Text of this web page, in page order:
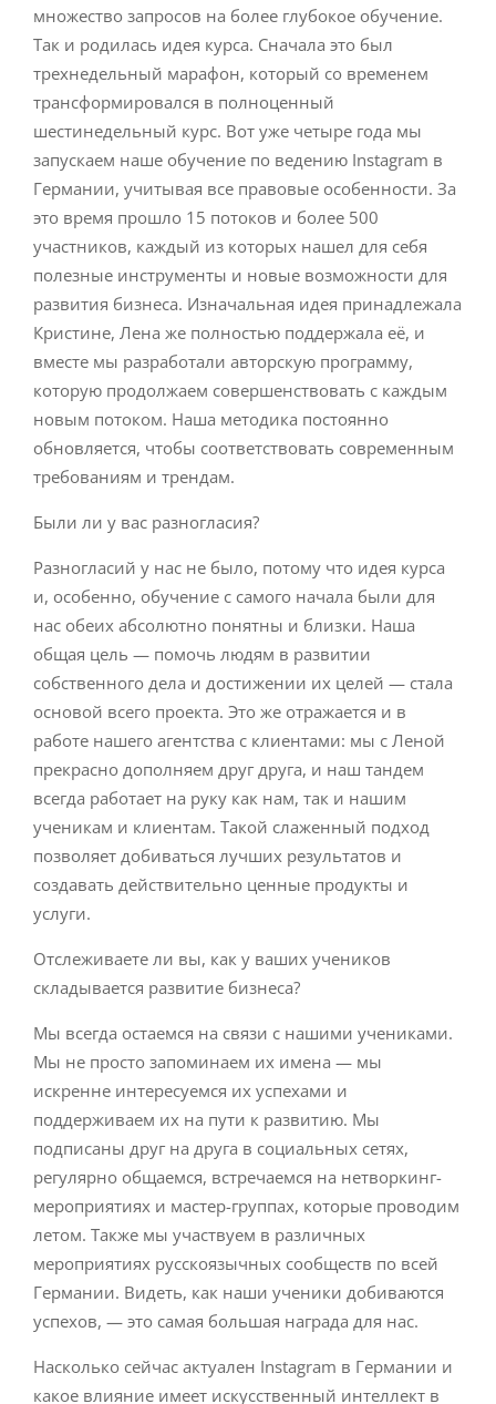
множество запросов на более глубокое обучение.
Так и родилась идея курса. Сначала это был
трехнедельный марафон, который со временем
трансформировался в полноценный
шестинедельный курс. Вот уже четыре года мы
запускаем наше обучение по ведению Instagram в
Германии, учитывая все правовые особенности. За
это время прошло 15 потоков и более 500
участников, каждый из которых нашел для себя
полезные инструменты и новые возможности для
развития бизнеса. Изначальная идея принадлежала
Кристине, Лена же полностью поддержала её, и
вместе мы разработали авторскую программу,
которую продолжаем совершенствовать с каждым
новым потоком. Наша методика постоянно
обновляется, чтобы соответствовать современным
требованиям и трендам.
Были ли у вас разногласия?
Разногласий у нас не было, потому что идея курса
и, особенно, обучение с самого начала были для
нас обеих абсолютно понятны и близки. Наша
общая цель — помочь людям в развитии
собственного дела и достижении их целей — стала
основой всего проекта. Это же отражается и в
работе нашего агентства с клиентами: мы с Леной
прекрасно дополняем друг друга, и наш тандем
всегда работает на руку как нам, так и нашим
ученикам и клиентам. Такой слаженный подход
позволяет добиваться лучших результатов и
создавать действительно ценные продукты и
услуги.
Отслеживаете ли вы, как у ваших учеников
складывается развитие бизнеса?
Мы всегда остаемся на связи с нашими учениками.
Мы не просто запоминаем их имена — мы
искренне интересуемся их успехами и
поддерживаем их на пути к развитию. Мы
подписаны друг на друга в социальных сетях,
регулярно общаемся, встречаемся на нетворкинг-
мероприятиях и мастер-группах, которые проводим
летом. Также мы участвуем в различных
мероприятиях русскоязычных сообществ по всей
Германии. Видеть, как наши ученики добиваются
успехов, — это самая большая награда для нас.
Насколько сейчас актуален Instagram в Германии и
какое влияние имеет искусственный интеллект в